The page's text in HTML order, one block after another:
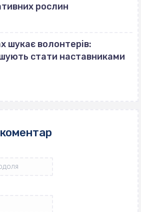
рослин
шукає волонтерів:
стати наставниками